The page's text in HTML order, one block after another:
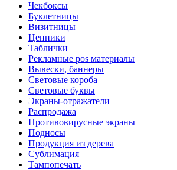
Чекбоксы
Буклетницы
Визитницы
Ценники
Таблички
Рекламные pos материалы
Вывески, баннеры
Световые короба
Световые буквы
Экраны-отражатели
Распродажа
Противовирусные экраны
Подносы
Продукция из дерева
Сублимация
Тампопечать